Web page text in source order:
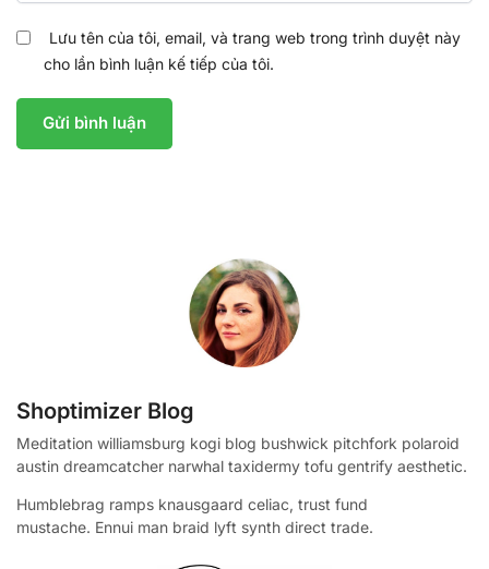
Lưu tên của tôi, email, và trang web trong trình duyệt này
cho lần bình luận kế tiếp của tôi.
Shoptimizer Blog
Meditation williamsburg kogi blog bushwick pitchfork polaroid
austin dreamcatcher narwhal taxidermy tofu gentrify aesthetic.
Humblebrag ramps knausgaard celiac, trust fund
mustache. Ennui man braid lyft synth direct trade.